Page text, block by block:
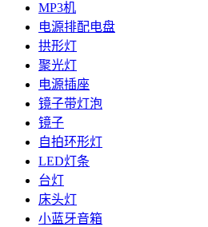
MP3机
电源排配电盘
拱形灯
聚光灯
电源插座
镜子带灯泡
镜子
自拍环形灯
LED灯条
台灯
床头灯
小蓝牙音箱